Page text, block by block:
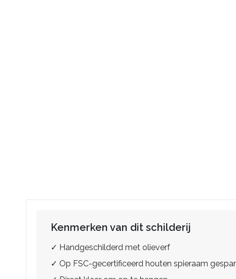
Kenmerken van dit schilderij
✓ Handgeschilderd met olieverf
✓ Op FSC-gecertificeerd houten spieraam